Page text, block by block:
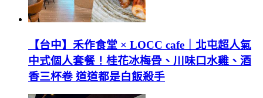
【台中】禾作食堂 × LOCC cafe｜北屯超人氣
中式個人套餐！桂花冰梅骨、川味口水雞、酒
香三杯卷 道道都是白飯殺手